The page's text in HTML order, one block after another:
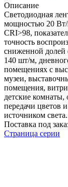
Описание
Светодиодная
мощностью 20
CRI>98,
точность
сниженной долей
140 шт/м,
помещениях с
музеи,
помещения,
детские
передачи цветов
источником
Поставка под
Страница серии